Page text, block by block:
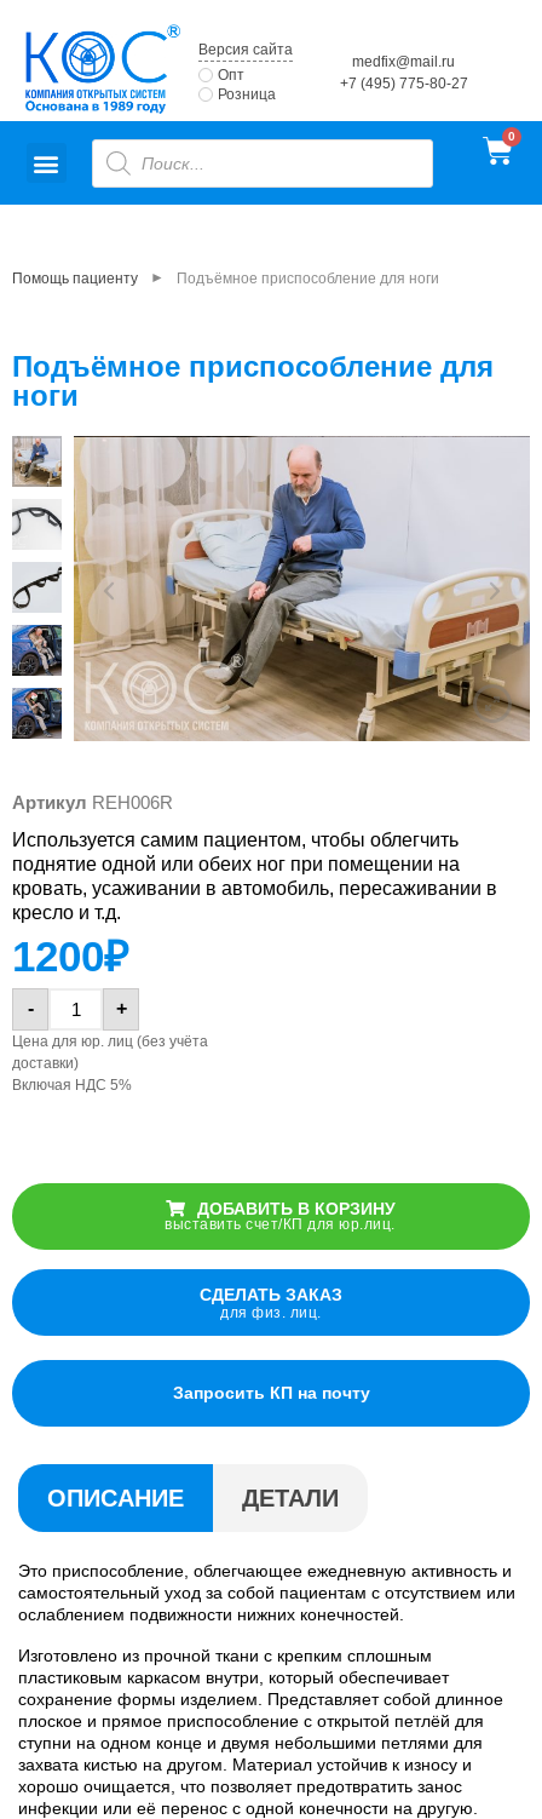
Версия сайта
Опт
Розница
medfix@mail.ru
+7 (495) 775-80-27
Помощь пациенту ► Подъёмное приспособление для ноги
Подъёмное приспособление для
ноги
Артикул REH006R
Используется самим пациентом, чтобы облегчить
поднятие одной или обеих ног при помещении на
кровать, усаживании в автомобиль, пересаживании в
кресло и т.д.
1200₽
- +
Цена для юр. лиц (без учёта
доставки)
Включая НДС 5%
ДОБАВИТЬ В КОРЗИНУ
выставить счет/КП для юр.лиц.
СДЕЛАТЬ ЗАКАЗ
для физ. лиц.
Запросить КП на почту
ОПИСАНИЕ ДЕТАЛИ
Это приспособление, облегчающее ежедневную активность и
самостоятельный уход за собой пациентам с отсутствием или
ослаблением подвижности нижних конечностей.
Изготовлено из прочной ткани с крепким сплошным
пластиковым каркасом внутри, который обеспечивает
сохранение формы изделием. Представляет собой длинное
плоское и прямое приспособление с открытой петлёй для
ступни на одном конце и двумя небольшими петлями для
захвата кистью на другом. Материал устойчив к износу и
хорошо очищается, что позволяет предотвратить занос
инфекции или её перенос с одной конечности на другую.